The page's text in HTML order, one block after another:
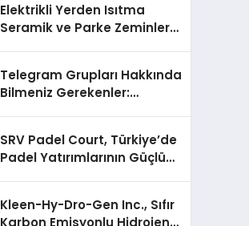
Elektrikli Yerden Isıtma
Seramik ve Parke Zeminler
Telegram Grupları Hakkında
Bilmeniz Gerekenler:
SRV Padel Court, Türkiye’de
Padel Yatırımlarının Güçlü
Kleen-Hy-Dro-Gen Inc., Sıfır
Karbon Emisyonlu Hidrojen